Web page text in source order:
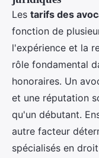
Les tarifs des
fonction de
l'expérience et la
rôle fondamental
honoraires. Un
et une réputation
qu'un débutant.
autre facteur
spécialisés en